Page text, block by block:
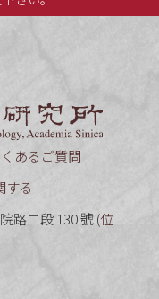
あるご質問
する
路二段 130 號 (位